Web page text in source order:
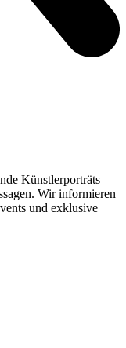
Künstlerporträts
Wir informieren
und exklusive